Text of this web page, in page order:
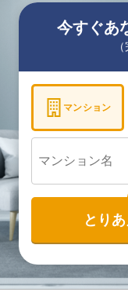
今すぐあ
マンション
とり